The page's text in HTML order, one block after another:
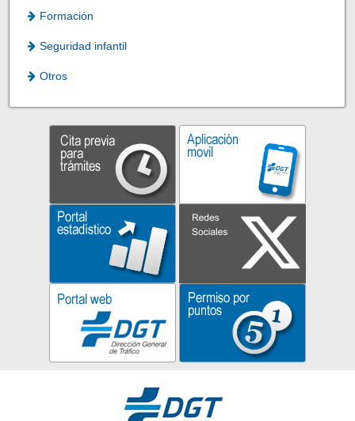
Formación
Seguridad infantil
Otros